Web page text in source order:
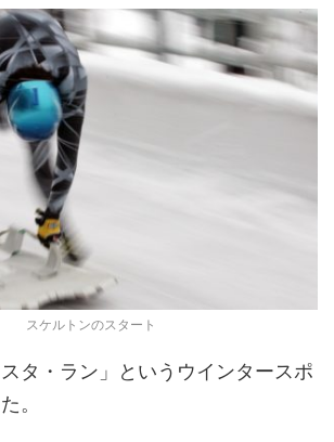
スケルトンのスタート
タ・ラン」というウインタースポ
。